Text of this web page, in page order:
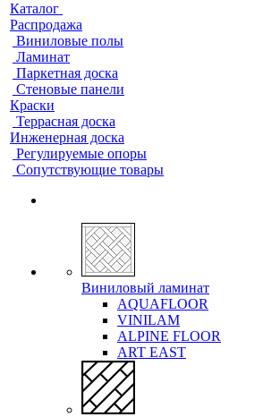
Каталог
Распродажа
Виниловые полы
Ламинат
Паркетная доска
Стеновые панели
Краски
Террасная доска
Инженерная доска
Регулируемые опоры
Сопутствующие товары
Виниловый ламинат
AQUAFLOOR
VINILAM
ALPINE FLOOR
ART EAST